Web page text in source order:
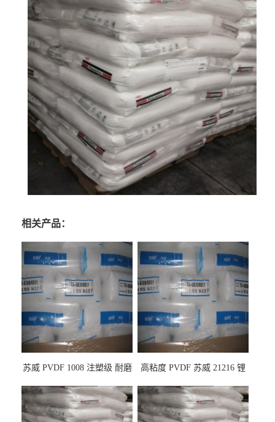
相关产品：
苏威 PVDF 1008 注塑级 耐磨
龙
高粘度 PVDF 苏威 21216 锂